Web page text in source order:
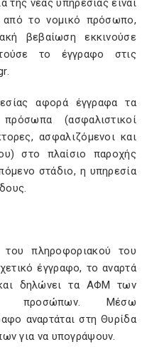
της νέας υπηρεσίας είναι
από το νομικό πρόσωπο,
βεβαίωση εκκινούσε
το έγγραφο στις
αφορά έγγραφα τα
(ασφαλιστικοί
ασφαλιζόμενοι και
στο πλαίσιο παροχής
στάδιο, η υπηρεσία
πληροφοριακού του
έγγραφο, το αναρτά
δηλώνει τα ΑΦΜ των
προσώπων. Μέσω
αναρτάται στη Θυρίδα
για να υπογράψουν.